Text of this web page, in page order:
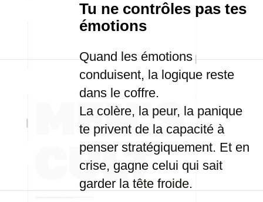
Tu ne contrôles pas tes
émotions
Quand les émotions
conduisent, la logique reste
dans le coffre.
La colère, la peur, la panique
te privent de la capacité à
penser stratégiquement. Et en
crise, gagne celui qui sait
garder la tête froide.